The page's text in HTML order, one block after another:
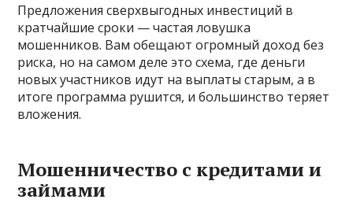
Предложения сверхвыгодных инвестиций в
кратчайшие сроки — частая ловушка
мошенников. Вам обещают огромный доход без
риска, но на самом деле это схема, где деньги
новых участников идут на выплаты старым, а в
итоге программа рушится, и большинство теряет
вложения.
Мошенничество с кредитами и
займами